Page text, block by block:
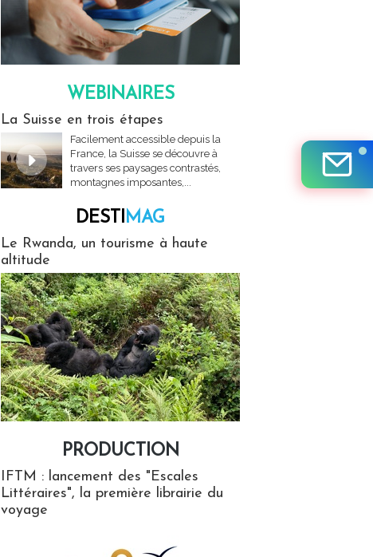
WEBINAIRES
La Suisse en trois étapes
Facilement accessible depuis la
France, la Suisse se découvre à
travers ses paysages contrastés,
montagnes imposantes,...
DESTIMAG
Le Rwanda, un tourisme à haute
altitude
PRODUCTION
IFTM : lancement des "Escales
Littéraires", la première librairie du
voyage